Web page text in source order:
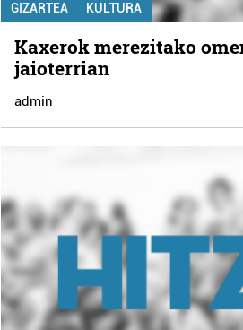
GIZARTEA KULTURA
Kaxerok merezitako
jaioterrian
admin